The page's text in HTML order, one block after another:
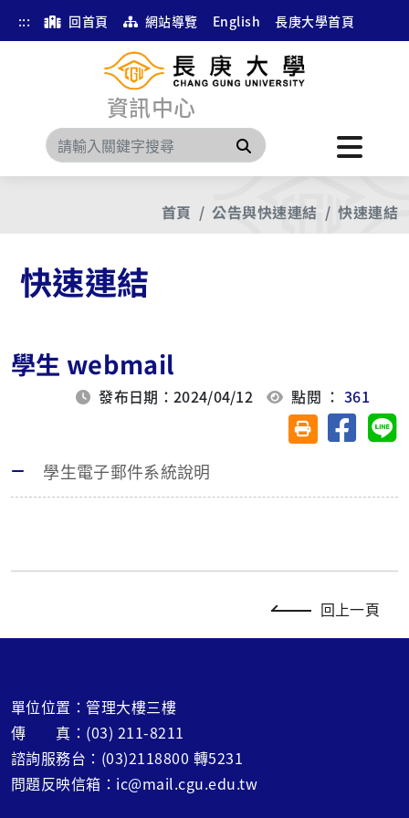
::: 回首頁 網站導覽 English 長庚大學首頁
資訊中心
搜尋
首頁 公告與快速連結 快速連結
快速連結
學生 webmail
發布日期：2024/04/12 點閱 ：361
友善列印(另開視
分享至
學生電子郵件系統說明
回上一頁
單位位置：管理大樓三樓
傳 真：(03) 211-8211
諮詢服務台：(03)2118800 轉5231
問題反映信箱：ic@mail.cgu.edu.tw